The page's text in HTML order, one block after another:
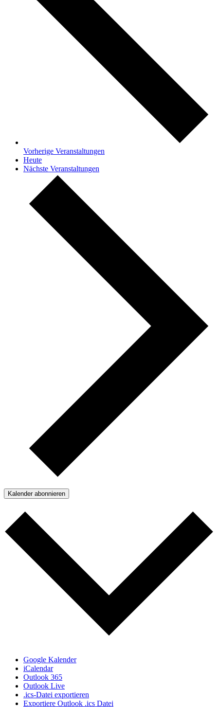
Vorherige Veranstaltungen
Heute
Nächste Veranstaltungen
Kalender abonnieren
Google Kalender
iCalendar
Outlook 365
Outlook Live
.ics-Datei exportieren
Exportiere Outlook .ics Datei